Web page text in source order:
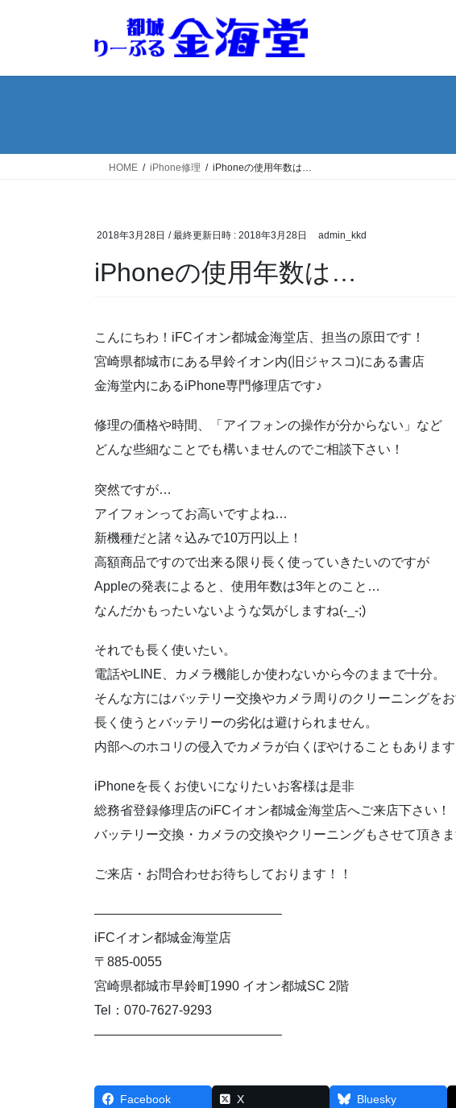
HOME iPhone修理 iPhoneの使用年数は…
2018年3月28日 / 最終更新日時 : 2018年3月28日 admin_kkd
iPhoneの使用年数は…
こんにちわ！iFCイオン都城金海堂店、担当の原田です！
宮崎県都城市にある早鈴イオン内(旧ジャスコ)にある書店
金海堂内にあるiPhone専門修理店です♪
修理の価格や時間、「アイフォンの操作が分からない」など
どんな些細なことでも構いませんのでご相談下さい！
突然ですが…
アイフォンってお高いですよね…
新機種だと諸々込みで10万円以上！
高額商品ですので出来る限り長く使っていきたいのですが
Appleの発表によると、使用年数は3年とのこと…
なんだかもったいないような気がしますね(-_-;)
それでも長く使いたい。
電話やLINE、カメラ機能しか使わないから今のままで十分。
そんな方にはバッテリー交換やカメラ周りのクリーニングをお
長く使うとバッテリーの劣化は避けられません。
内部へのホコリの侵入でカメラが白くぼやけることもあります
iPhoneを長くお使いになりたいお客様は是非
総務省登録修理店のiFCイオン都城金海堂店へご来店下さい！
バッテリー交換・カメラの交換やクリーニングもさせて頂き
ご来店・お問合わせお待ちしております！！
——————————————–
iFCイオン都城金海堂店
〒885-0055
宮崎県都城市早鈴町1990 イオン都城SC 2階
Tel：070-7627-9293
——————————————–
Facebook X Bluesky